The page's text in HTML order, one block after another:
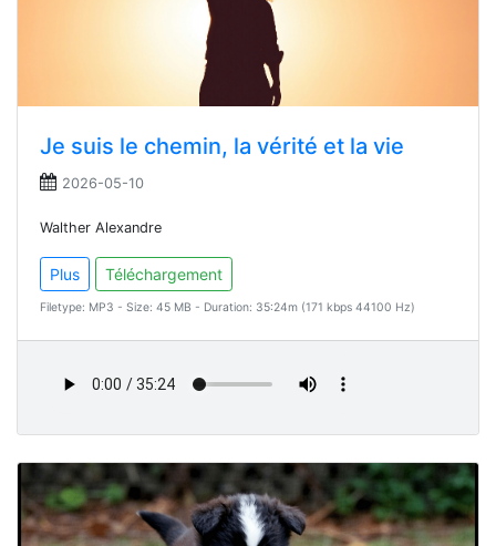
Je suis le chemin, la vérité et la vie
2026-05-10
Walther Alexandre
Plus Téléchargement
Filetype: MP3 - Size: 45 MB - Duration: 35:24m (171 kbps 44100 Hz)